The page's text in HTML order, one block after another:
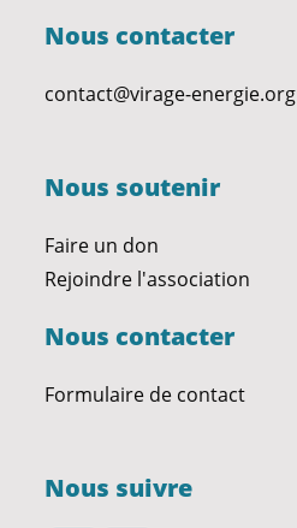
Nous contacter
contact@virage-energie.org
Nous soutenir
Faire un don
Rejoindre l'association
Nous contacter
Formulaire de contact
Nous suivre